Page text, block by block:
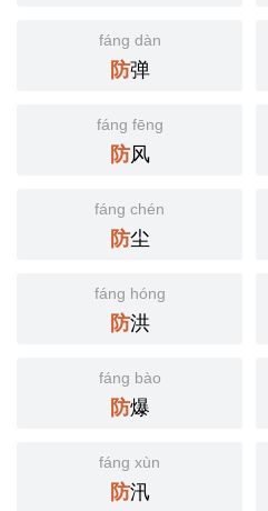
fáng dàn
防弹
fáng fēng
防风
fáng chén
防尘
fáng hóng
防洪
fáng bào
防爆
fáng xùn
防汛